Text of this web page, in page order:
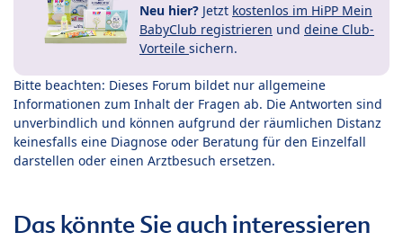
Neu hier? Jetzt kostenlos im HiPP Mein
BabyClub registrieren und deine Club-
Vorteile sichern.
Bitte beachten: Dieses Forum bildet nur allgemeine
Informationen zum Inhalt der Fragen ab. Die Antworten sind
unverbindlich und können aufgrund der räumlichen Distanz
keinesfalls eine Diagnose oder Beratung für den Einzelfall
darstellen oder einen Arztbesuch ersetzen.
Das könnte Sie auch interessieren